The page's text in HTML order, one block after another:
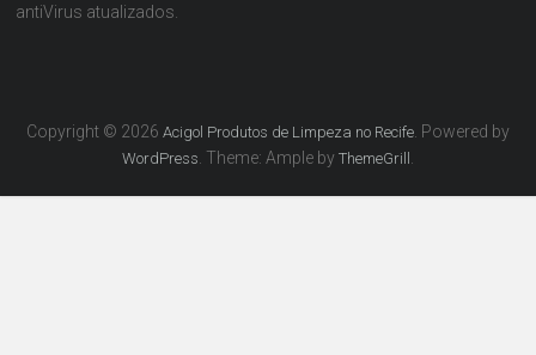
antiVirus atualizados.
Copyright © 2026 Acigol Produtos de Limpeza no Recife. Powered by
WordPress . Theme: Ample by ThemeGrill